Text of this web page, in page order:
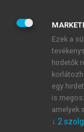
Hippokratészi
rendszerezés
nem egyetlen
szemléletű
e. 5. és a Kr.
munkák
forradalmian új
Ezek a
hirdetők
egy
is
amelyek
↓ 2